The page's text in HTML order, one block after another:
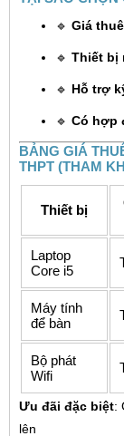
🔹 Giá
🔹 Thiết bị
🔹 Hỗ trợ
🔹 Có hợp
BẢNG GIÁ
THPT (THAM
Thiết bị
Laptop
Core i5
Máy tính
để bàn
Bộ phát
Wifi
Ưu đãi đặc biệt:
lên